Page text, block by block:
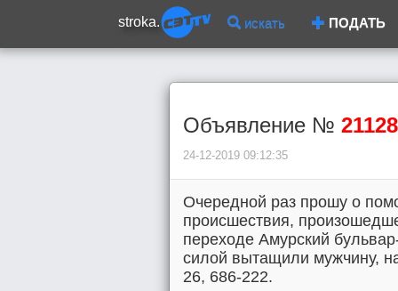
stroka. искать ПОДАТЬ
Объявление № 21128
24-12-2019 09:12:35
Очередной раз прошу о
происшествия,
переходе Амурский
силой вытащили мужчину,
26, 686-222.